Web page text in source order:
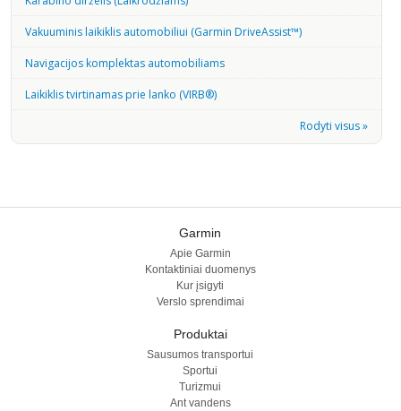
Vakuuminis laikiklis automobiliui (Garmin DriveAssist™)
Navigacijos komplektas automobiliams
Laikiklis tvirtinamas prie lanko (VIRB®)
Rodyti visus »
Garmin
Apie Garmin
Kontaktiniai duomenys
Kur įsigyti
Verslo sprendimai
Produktai
Sausumos transportui
Sportui
Turizmui
Ant vandens